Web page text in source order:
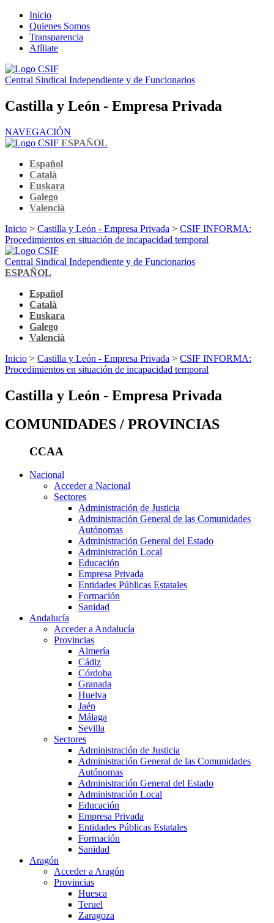
Inicio
Quienes Somos
Transparencia
Afíliate
Central Sindical Independiente y de Funcionarios
Castilla y León - Empresa Privada
NAVEGACIÓN
ESPAÑOL
Español
Català
Euskara
Galego
Valencià
Inicio > Castilla y León - Empresa Privada > CSIF INFORMA:
Procedimientos en situación de incapacidad temporal
Central Sindical Independiente y de Funcionarios
ESPAÑOL
Español
Català
Euskara
Galego
Valencià
Inicio > Castilla y León - Empresa Privada > CSIF INFORMA:
Procedimientos en situación de incapacidad temporal
Castilla y León - Empresa Privada
COMUNIDADES / PROVINCIAS
CCAA
Nacional
Acceder a Nacional
Sectores
Administración de Justicia
Administración General de las Comunidades
Autónomas
Administración General del Estado
Administración Local
Educación
Empresa Privada
Entidades Públicas Estatales
Formación
Sanidad
Andalucía
Acceder a Andalucía
Provincias
Almería
Cádiz
Córdoba
Granada
Huelva
Jaén
Málaga
Sevilla
Sectores
Administración de Justicia
Administración General de las Comunidades
Autónomas
Administración General del Estado
Administración Local
Educación
Empresa Privada
Entidades Públicas Estatales
Formación
Sanidad
Aragón
Acceder a Aragón
Provincias
Huesca
Teruel
Zaragoza